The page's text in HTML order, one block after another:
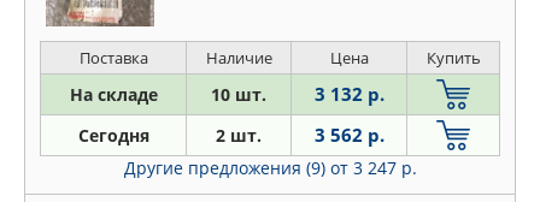
LYNXAUTO
MASUMA
MAZDA
MERCEDES
METACO
MITSUBISHI
Mitsubishi
Nissan
Opel
Peugeot
Plymouth
Subaru
Поставка Наличие Цена Купить
На складе 10 шт. 3 132 р.
Сегодня 2 шт. 3 562 р.
Другие предложения (9) от 3 247 р.